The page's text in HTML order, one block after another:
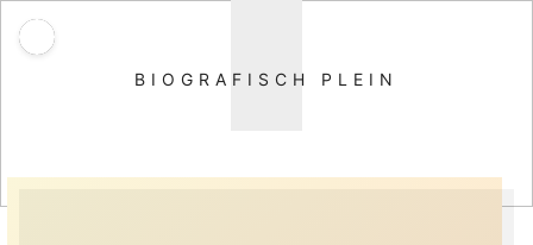
BIOGRAFISCH PLEIN